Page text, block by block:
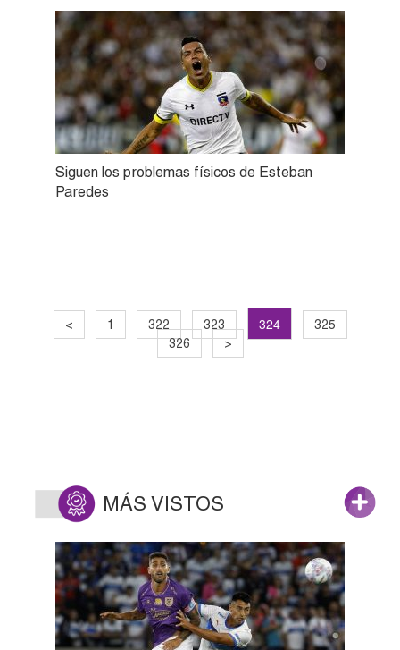
Siguen los problemas físicos de Esteban
Paredes
< 1 322 323 324
325
326
>
MÁS VISTOS